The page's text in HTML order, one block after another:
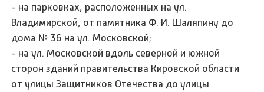
- на парковках, расположенных на ул.
Владимирской, от памятника Ф. И. Шаляпину до
дома № 36 на ул. Московской;
- на ул. Московской вдоль северной и южной
сторон зданий правительства Кировской области
от улицы Защитников Отечества до улицы